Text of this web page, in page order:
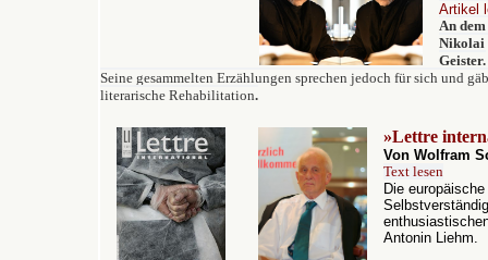
Artikel
An
Nikolai
Geister.
Seine gesammelten Erzählungen sprechen jedoch für sich und
literarische Rehabilitation.
»Lettre
Von Wolfram
Text lesen
Die
Antonin Liehm.